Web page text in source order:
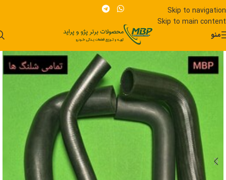
Skip to navigation
Skip to main content
منو